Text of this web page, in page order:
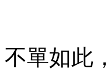
不單如此